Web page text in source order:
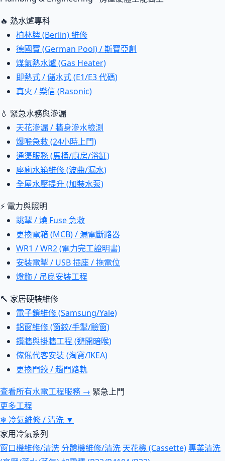
🔥 熱水爐專科
柏林牌 (Berlin) 維修
德國寶 (German Pool) / 斯寶亞創
煤氣熱水爐 (Gas Heater)
即熱式 / 儲水式 (E1/E3 代碼)
真火 / 樂信 (Rasonic)
💧 緊急水務與滲漏
天花滲漏 / 牆身滲水檢測
爆喉急救 (24小時上門)
通渠服務 (馬桶/廚房/浴缸)
座廁水箱維修 (波曲/漏水)
全屋水壓提升 (加裝水泵)
⚡ 電力與照明
跳掣 / 燒 Fuse 急救
更換電箱 (MCB) / 漏電斷路器
WR1 / WR2 (電力完工證明書)
安裝電掣 / USB 插座 / 拖電位
燈飾 / 吊扇安裝工程
🔨 家居硬裝維修
電子鎖維修 (Samsung/Yale)
鋁窗維修 (窗鉸/手掣/驗窗)
鑽牆與掛牆工程 (避開暗喉)
傢俬代客安裝 (淘寶/IKEA)
更換門鉸 / 趟門路軌
查看所有水電工程服務 → 緊急上門
更多工程
❄ 冷氣維修 / 清洗 ▼
家用冷氣系列
窗口機維修/清洗 分體機維修/清洗 天花機 (Cassette)專業清洗